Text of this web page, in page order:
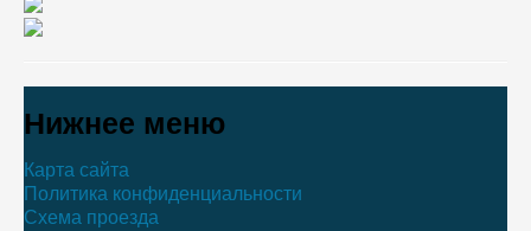
Нижнее меню
Карта сайта
Политика конфиденциальности
Схема проезда